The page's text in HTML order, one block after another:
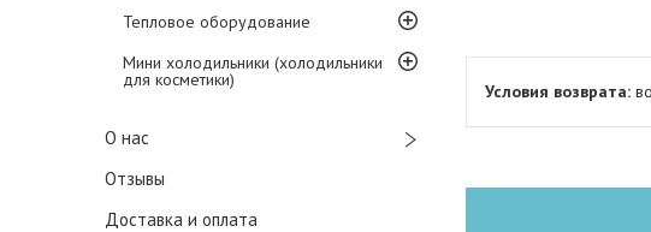
Тепловое оборудование
Мини холодильники (холодильники
для косметики)
О нас
Отзывы
Доставка и оплата